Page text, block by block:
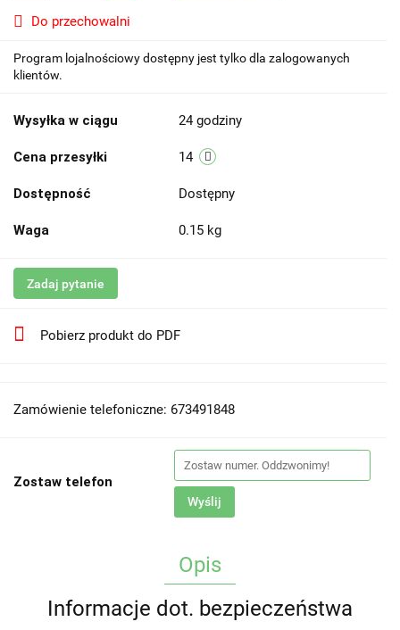
Do przechowalni
Program lojalnościowy dostępny jest tylko dla zalogowanych
klientów.
Wysyłka w ciągu 24 godziny
Cena przesyłki 14
Dostępność Dostępny
Waga 0.15 kg
Zadaj pytanie
Pobierz produkt do PDF
Zamówienie telefoniczne: 673491848
Zostaw telefon
Wyślij
Opis
Informacje dot. bezpieczeństwa